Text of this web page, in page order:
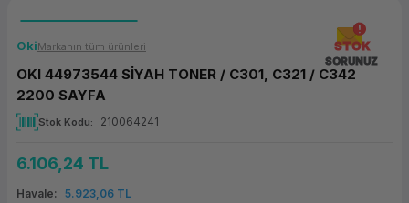
Fiş Yazıcı
(Firewall)
Makinesi
Bağlantı
Yedekleme
Paketi
STOK
SORUNUZ
OkiMarkanın tüm ürünleri
OKI 44973544 SİYAH TONER / C301, C321 / C342
2200 SAYFA
Stok Kodu 210064241
6.106,24 TL
Havale
5.923,06 TL